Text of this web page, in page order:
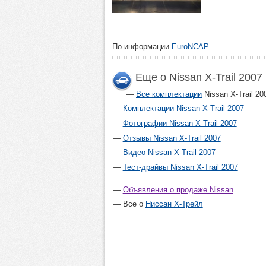
По информации EuroNCAP
Еще о Nissan X-Trail 2007
Все комплектации Nissan X-Trail
Комплектации Nissan X-Trail 2007
Фотографии Nissan X-Trail 2007
Отзывы Nissan X-Trail 2007
Видео Nissan X-Trail 2007
Тест-драйвы Nissan X-Trail 2007
Объявления о продаже Nissan
Все о Ниссан Х-Трейл